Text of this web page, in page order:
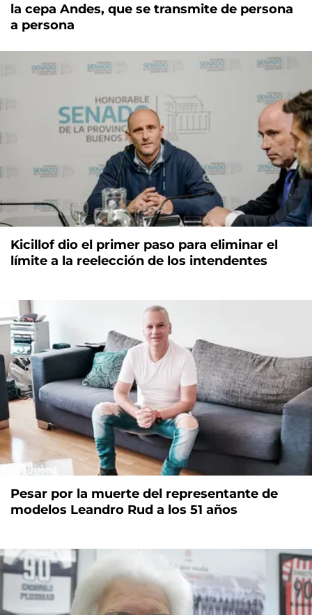
la cepa Andes, que se transmite de persona
a persona
Kicillof dio el primer paso para eliminar el
límite a la reelección de los intendentes
Pesar por la muerte del representante de
modelos Leandro Rud a los 51 años